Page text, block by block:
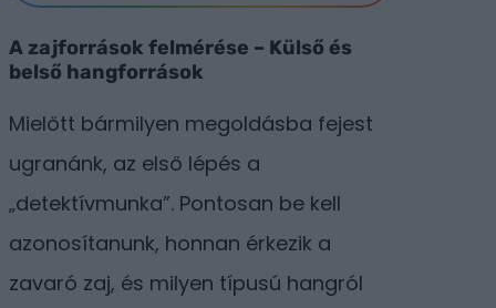
A zajforrások felmérése – Külső és
belső hangforrások
Mielőtt bármilyen megoldásba fejest
ugranánk, az első lépés a
„detektívmunka”. Pontosan be kell
azonosítanunk, honnan érkezik a
zavaró zaj, és milyen típusú hangról